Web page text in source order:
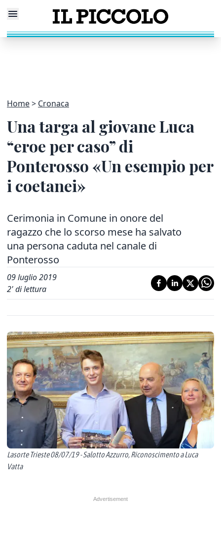
Home Cronaca
Una targa al giovane Luca
“eroe per caso” di
Ponterosso «Un esempio per
i coetanei»
Cerimonia in Comune in onore del
ragazzo che lo scorso mese ha salvato
una persona caduta nel canale di
Ponterosso
09 luglio 2019
2' di lettura
Lasorte Trieste 08/07/19 - Salotto Azzurro, Riconoscimento a Luca
Vatta